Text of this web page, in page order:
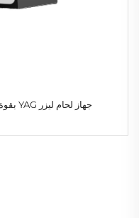
جهاز لحام ليزر YAG بقوة 200 واط للحلي للمعادن والسبائك